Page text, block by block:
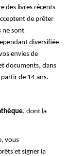
des livres récents
de prêter
ne sont
diversifiée
envies de
documents, dans
de 14 ans.
, dont la
vous
et signer la